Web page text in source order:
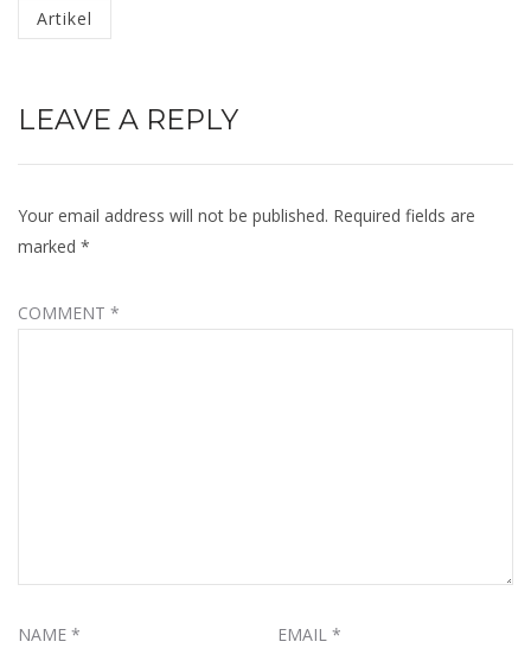
Categorized
in
Artikel
LEAVE A REPLY
Your email address will not be published. Required fields are
marked *
COMMENT *
NAME * EMAIL *